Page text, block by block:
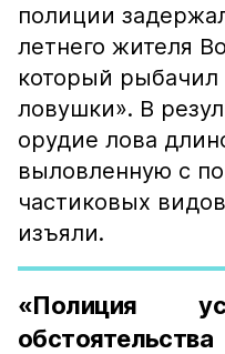
полиции
летнего жителя
который
ловушки». В
орудие лова
выловленную с
частиковых
изъяли.
«Полиция